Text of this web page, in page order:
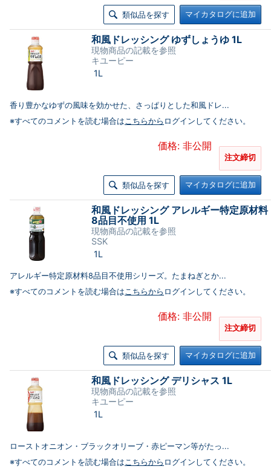
類似品を探す マイカタログに追加
和風ドレッシング ゆずしょうゆ 1L
現物商品の記載を参照
キユーピー
1L
香り豊かなゆずの風味を効かせた、さっぱりとした和風ドレ...
※すべてのコメントを読む場合はこちらから ログインしてください。
価格: 非公開
注文締切
類似品を探す マイカタログに追加
和風ドレッシング アレルギー特定原材料
8品目不使用 1L
現物商品の記載を参照
SSK
1L
アレルギー特定原材料8品目不使用シリーズ。たまねぎとか...
※すべてのコメントを読む場合はこちらから ログインしてください。
価格: 非公開
注文締切
類似品を探す マイカタログに追加
和風ドレッシング デリシャス 1L
現物商品の記載を参照
キユーピー
1L
ローストオニオン・ブラックオリーブ・赤ピーマン等がたっ...
※すべてのコメントを読む場合はこちらから ログインしてください。